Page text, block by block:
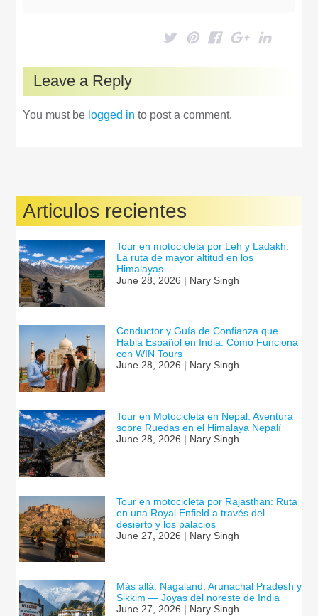
Leave a Reply
You must be logged in to post a comment.
Articulos recientes
Tour en motocicleta por Leh y Ladakh:
La ruta de mayor altitud en los
Himalayas
June 28, 2026 | Nary Singh
Conductor y Guía de Confianza que
Habla Español en India: Cómo Funciona
con WIN Tours
June 28, 2026 | Nary Singh
Tour en Motocicleta en Nepal: Aventura
sobre Ruedas en el Himalaya Nepalí
June 28, 2026 | Nary Singh
Tour en motocicleta por Rajasthan: Ruta
en una Royal Enfield a través del
desierto y los palacios
June 27, 2026 | Nary Singh
Más allá: Nagaland, Arunachal Pradesh y
Sikkim — Joyas del noreste de India
June 27, 2026 | Nary Singh